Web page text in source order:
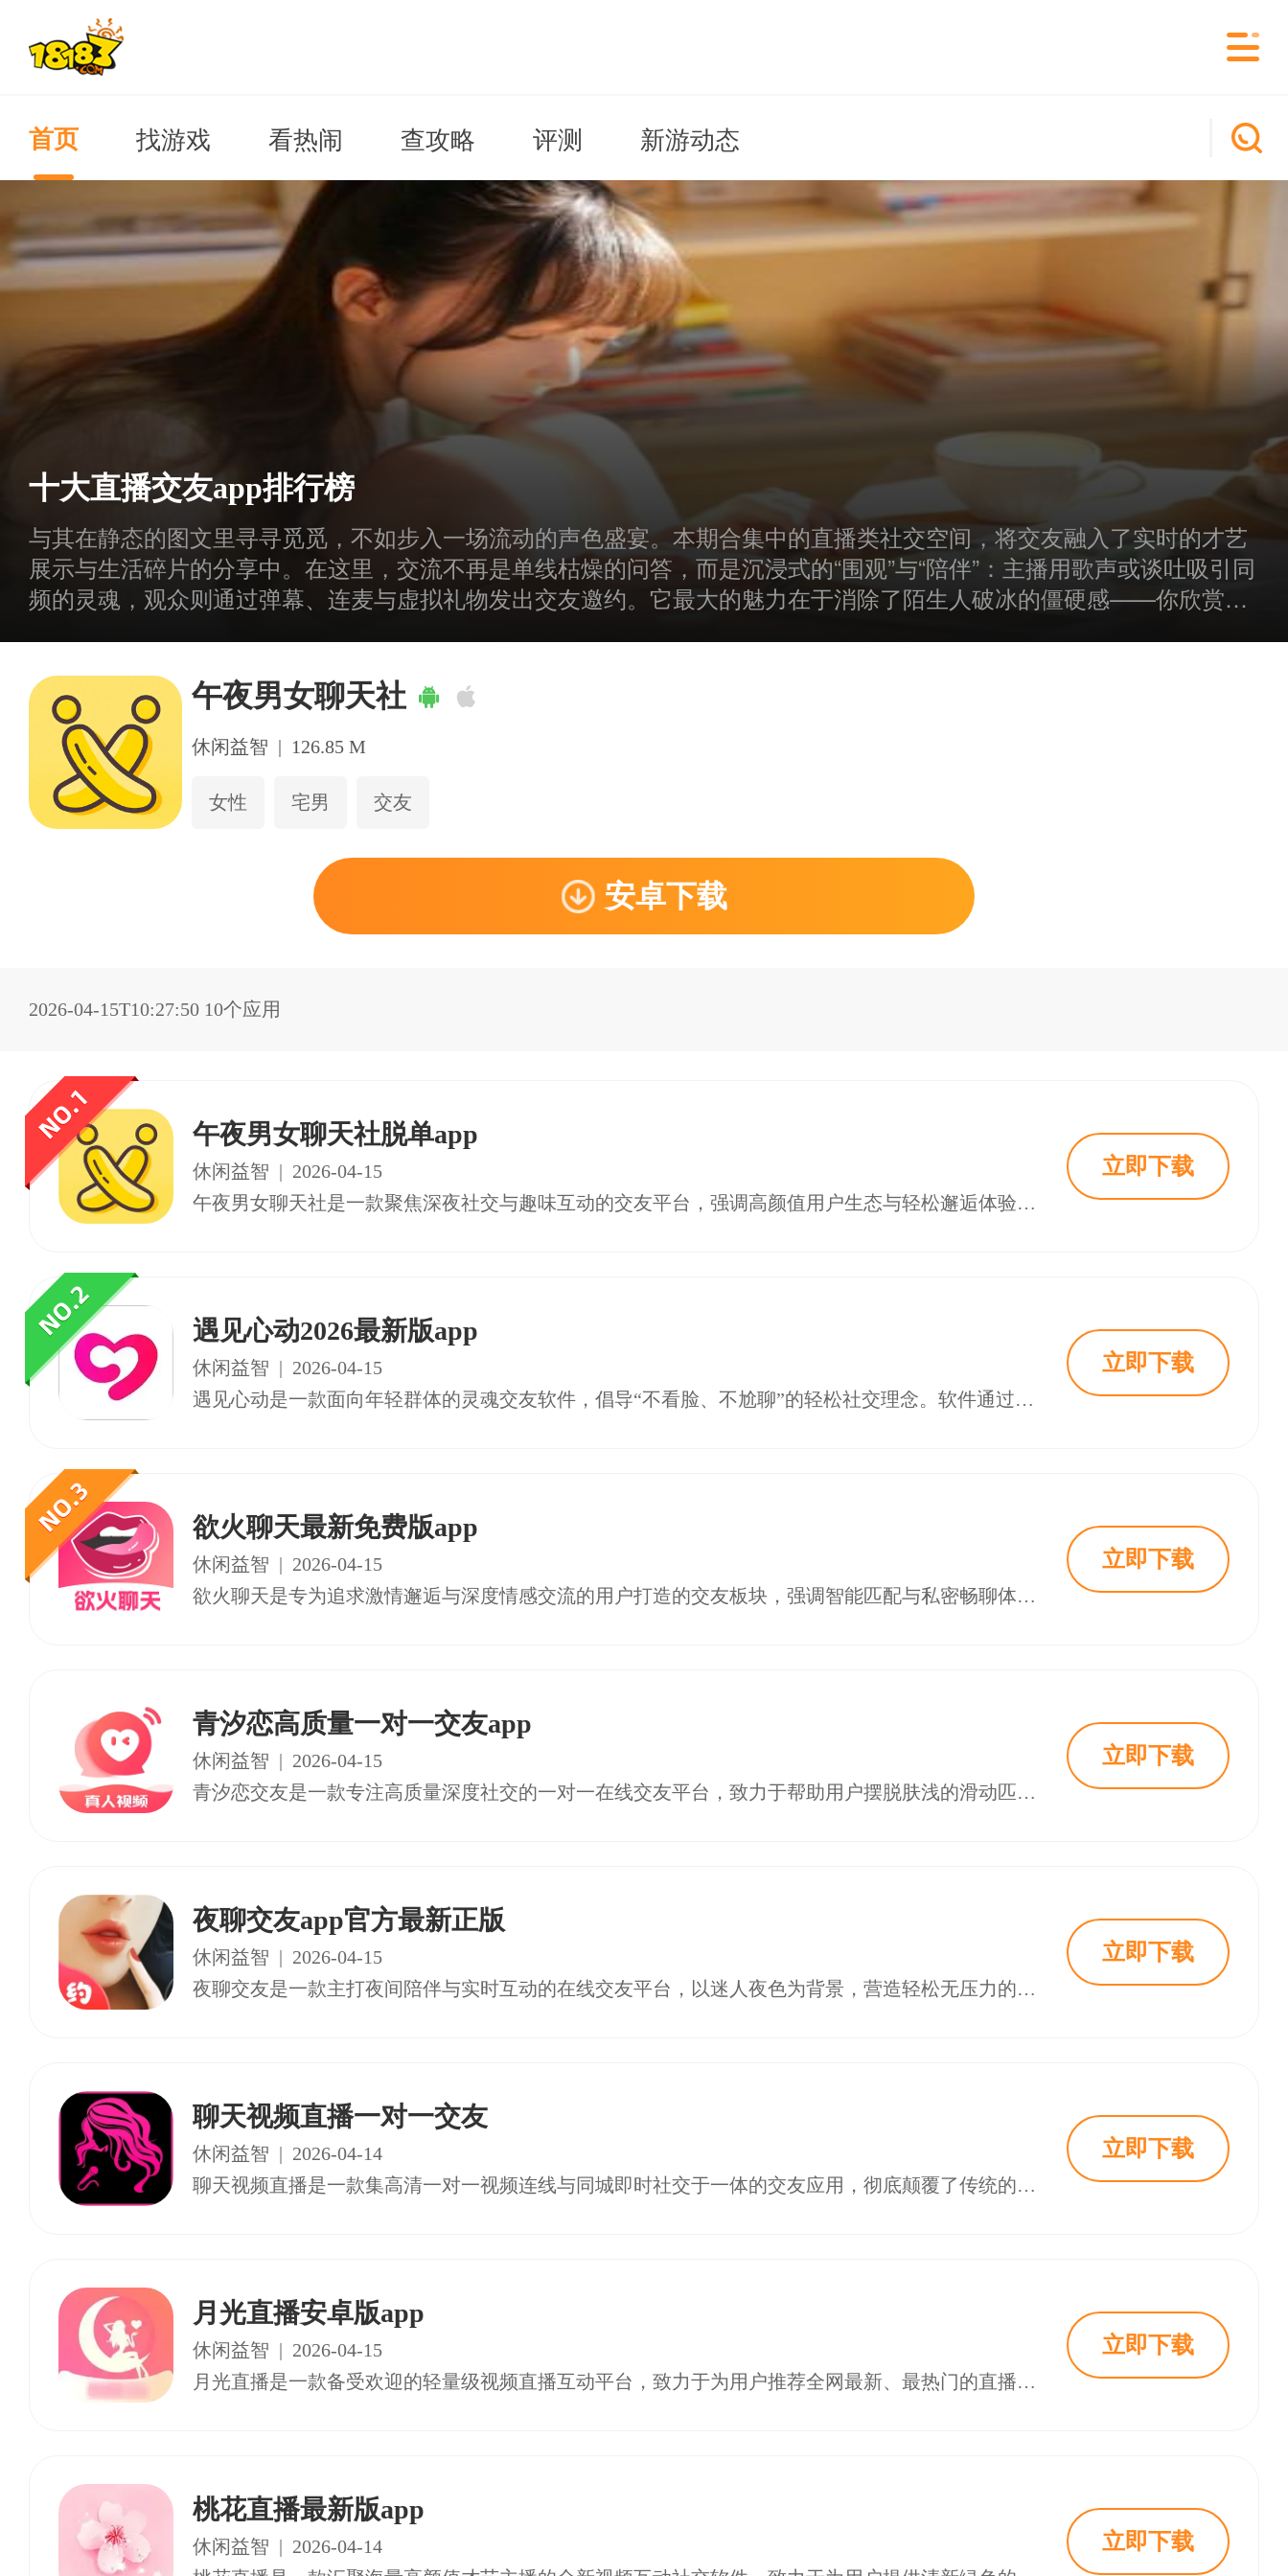
首页 找游戏 看热闹 查攻略 评测 新游动态
十大直播交友app排行榜
与其在静态的图文里寻寻觅觅，不如步入一场流动的声色盛宴。本期合集中的直播类社交空间，将交友融入了实时的才艺
展示与生活碎片的分享中。在这里，交流不再是单线枯燥的问答，而是沉浸式的“围观”与“陪伴”：主播用歌声或谈吐吸引同
频的灵魂，观众则通过弹幕、连麦与虚拟礼物发出交友邀约。它最大的魅力在于消除了陌生人破冰的僵硬感——你欣赏我
午夜男女聊天社
休闲益智 | 126.85 M
女性 宅男 交友
安卓下载
2026-04-15T10:27:50 10个应用
午夜男女聊天社脱单app
休闲益智 | 2026-04-15
午夜男女聊天社是一款聚焦深夜社交与趣味互动的交友平台，强调高颜值用户生态与轻松邂逅体验。应用内融合脱单匹配、语音陪伴、娱乐互动等多种模式，让单身用户在夜色氛围中更容易打破陌生感。无论你想找人倾诉心事、组队玩游戏还是发展浪漫关系，午夜男女聊天社都能提供热闹又不失私密的社交空间，帮助用户拓展夜间交友圈，在真实互动中遇见有缘人。
立即下载
遇见心动2026最新版app
休闲益智 | 2026-04-15
遇见心动是一款面向年轻群体的灵魂交友软件，倡导“不看脸、不尬聊”的轻松社交理念。软件通过兴趣问答、语音连麦、匿名树洞等方式帮助用户绕过外表干扰，直接触及内在灵魂。在这里，你可以随时随地找到能与你深夜长谈或分享喜好的知己，从一句“你好”开始，慢慢走向心动。遇见心动致力于让每一次相遇都源于真实共鸣，而非浮于表面，为孤独的都市灵魂搭建一座温暖的情感桥梁。
立即下载
欲火聊天最新免费版app
休闲益智 | 2026-04-15
欲火聊天是专为追求激情邂逅与深度情感交流的用户打造的交友板块，强调智能匹配与私密畅聊体验。平台鼓励用户大胆表达内心渴望，通过文字、语音、图片等方式拉近彼此距离。在这里，每一次对话都可能成为心动的起点，无论你是想寻找深夜倾诉对象还是期待一段热烈恋情，欲火聊天都能提供安全且充满挑逗的互动空间。即刻加入，让情感在私密聊天中迅速升温，遇见那个能点燃你内心火焰的人。
立即下载
青汐恋高质量一对一交友app
休闲益智 | 2026-04-15
青汐恋交友是一款专注高质量深度社交的一对一在线交友平台，致力于帮助用户摆脱肤浅的滑动匹配，建立基于共同兴趣、价值观与生活方式的真实连接。平台摒弃繁杂的群组与喧嚣广场，采用精准推荐与深度话题引导，让每一次交流都走向心灵深处。在这里，用户可以遇见真正契合的知己或浪漫伴侣，在走心的互动中收获高质量社交关系，拓展有温度的人际网络。
立即下载
夜聊交友app官方最新正版
休闲益智 | 2026-04-15
夜聊交友是一款主打夜间陪伴与实时互动的在线交友平台，以迷人夜色为背景，营造轻松无压力的社交氛围。软件全天候有用户在线，尤其深夜时段活跃度不减，适合那些渴望寻找聊天搭子、排解孤独感的都市人群。平台提供文字、语音、视频等多种互动方式，让用户能快速找到同样需要陪伴的伙伴。在夜聊交友，每一次连线都可能抚慰一颗孤独的心，让深夜不再漫长难熬。
立即下载
聊天视频直播一对一交友
休闲益智 | 2026-04-14
聊天视频直播是一款集高清一对一视频连线与同城即时社交于一体的交友应用，彻底颠覆了传统的图文交友模式。软件专注于通过声音与画面的实时传递，为用户提供眼见为实的恋爱交友体验。在这里，你可以轻松打破文字聊天的隔阂，与附近的陌生朋友进行语音连麦或视频互动，无论是寻找游戏陪玩还是排解深夜孤寂，都能迅速找到回应，开启一段刺激且真实可靠的社交旅程。
立即下载
月光直播安卓版app
休闲益智 | 2026-04-15
月光直播是一款备受欢迎的轻量级视频直播互动平台，致力于为用户推荐全网最新、最热门的直播内容。软件界面简洁，占用资源少，运行流畅，用户可以轻松搜索到自己喜欢的直播类型，涵盖音乐、舞蹈、聊天、游戏等多种领域。平台内容实时更新，确保用户每次打开都有新鲜感。无论你是想欣赏才艺表演，还是与主播实时互动聊天，月光直播都能提供高清流畅的观看体验，成为闲暇时光的优质娱乐伴侣。
立即下载
桃花直播最新版app
休闲益智 | 2026-04-14
立即下载